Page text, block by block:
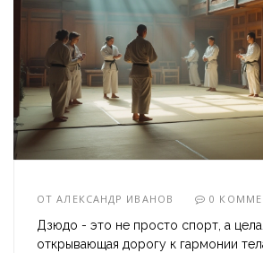
ОТАЛЕКСАНДР ИВАНОВ 0
Дзюдо - это не просто спорт, а
открывающая дорогу к гармонии